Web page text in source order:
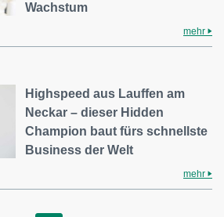
Wachstum
mehr
Highspeed aus Lauffen am
Neckar – dieser Hidden
Champion baut fürs schnellste
Business der Welt
mehr